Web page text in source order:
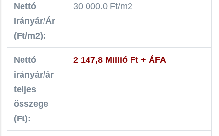
Nettó
Irányár/Ár
(Ft/m2):
30 000.0 Ft/m2
Nettó
irányár/ár
teljes
összege
(Ft):
2 147,8 Millió Ft + ÁFA